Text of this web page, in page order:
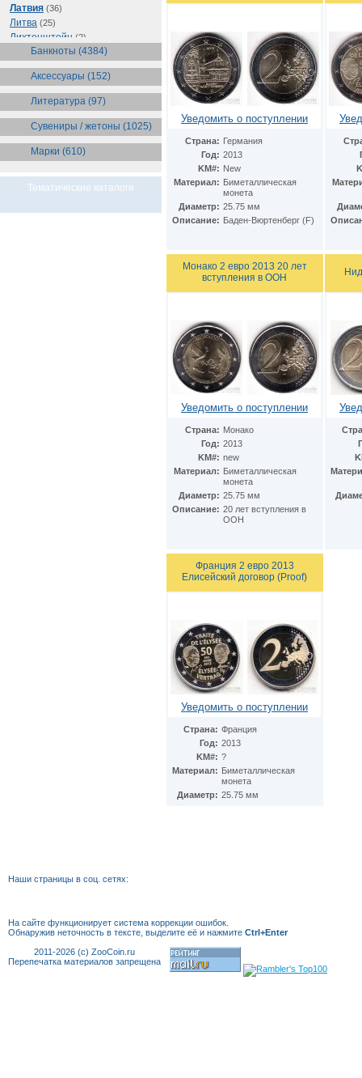
Латвия (36)
Литва (25)
Лихтенштейн (2)
Люксембург(35)
Мальта(29)
Монако(20)
Нидерланды(80)
Норвегия(3)
Португалия(95)
Сан-Марино(70)
Словакия(51)
Финляндия
Хорватия(2)
Банкноты (4384)
Аксессуары (152)
Литература (97)
Сувениры / жетоны (1025)
Марки (610)
Тематические каталоги
Уведомить о поступлении
Страна: Германия
Год: 2013
KM#: New
Материал: Биметаллическая
монета
Диаметр: 25.75 мм
Описание: Баден-Вюртенберг (F)
Монако 2 евро 2013 20 лет
вступления в ООН
Уведомить о поступлении
Страна: Монако
Год: 2013
KM#: new
Материал: Биметаллическая
монета
Диаметр: 25.75 мм
Описание: 20 лет вступления в
ООН
Франция 2 евро 2013
Елисейский договор (Proof)
Уведомить о поступлении
Страна: Франция
Год: 2013
KM#: ?
Материал: Биметаллическая
монета
Диаметр: 25.75 мм
Наши страницы в соц. сетях:
2011-2026 (c) ZooCoin.ru
Перепечатка материалов запрещена
На сайте функционирует система коррекции ошибок.
Обнаружив неточность в тексте, выделите её и нажмите Ctrl+Enter